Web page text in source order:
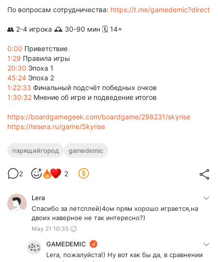
По вопросам сотрудничества: https://t.me/gamedemic?direct
👥 2-4 игрока 🕰 30-90 мин 🗓️ 14+
0:00 Приветствие
1:29 Правила игры
20:30 Эпоха 1
45:24 Эпоха 2
1:22:33 Финальный подсчёт победных очков
1:30:32 Мнение об игре и подведение итогов
https://boardgamegeek.com/boardgame/298231/skyrise
https://tesera.ru/game/Skyrise
парящийгород gamedemic
2 2
Lera
Спасибо за летсплей)4ом прям хорошо играется,на
двоих наверное не так интересно?)
May 21 10:35
GAMEDEMIC
Lera, пожалуйста!) Ну вот как бы да, в сравнении